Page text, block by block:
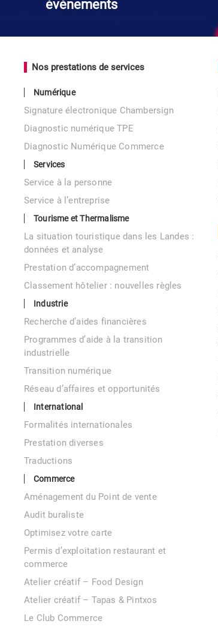
évènements
Nos prestations de services
Numérique
Signature électronique Chambersign
Diagnostic numérique TPE
Diagnostic Numérique Commerce
Services
Service à la personne
Service à l’entreprise
Tourisme et Thermalisme
La situation touristique dans les Landes :
données et analyse
Prestation d’accompagnement
Classement hôtelier : nouvelles règles
Industrie
Recherche d’aides financières
Programmes d’aide à la transition
industrielle
Transition numérique
Réseau d’affaires et opportunités
International
Formalités internationales
Prestation diverses
Traductions
Commerce
Aménagement du Point de vente
Audit buraliste
Optimisez votre carte
Permis d’exploitation restaurant et
commerce
Atelier créatif – Food Design
Atelier créatif – Tapas & Pintxos
Le Club Commerce